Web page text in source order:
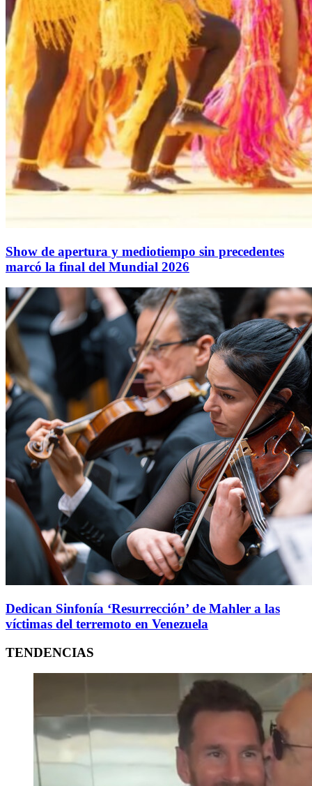
Show de apertura y mediotiempo sin precedentes
marcó la final del Mundial 2026
Dedican Sinfonía ‘Resurrección’ de Mahler a las
víctimas del terremoto en Venezuela
TENDENCIAS